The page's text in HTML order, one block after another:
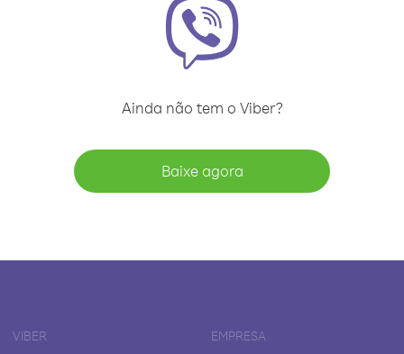
Ainda não tem o Viber?
Baixe agora
VIBER EMPRESA